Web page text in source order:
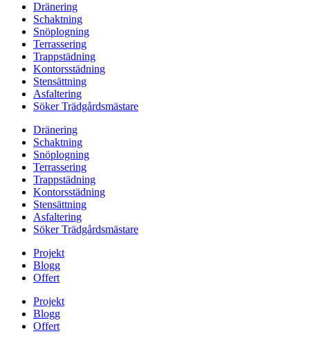
Dränering
Schaktning
Snöplogning
Terrassering
Trappstädning
Kontorsstädning
Stensättning
Asfaltering
Söker Trädgårdsmästare
Dränering
Schaktning
Snöplogning
Terrassering
Trappstädning
Kontorsstädning
Stensättning
Asfaltering
Söker Trädgårdsmästare
Projekt
Blogg
Offert
Projekt
Blogg
Offert